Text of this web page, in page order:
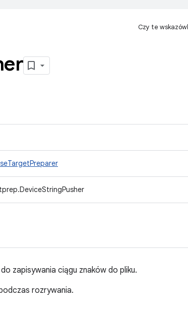
Czy te
zapisywania ciągu znaków do pliku.
rozrywania.